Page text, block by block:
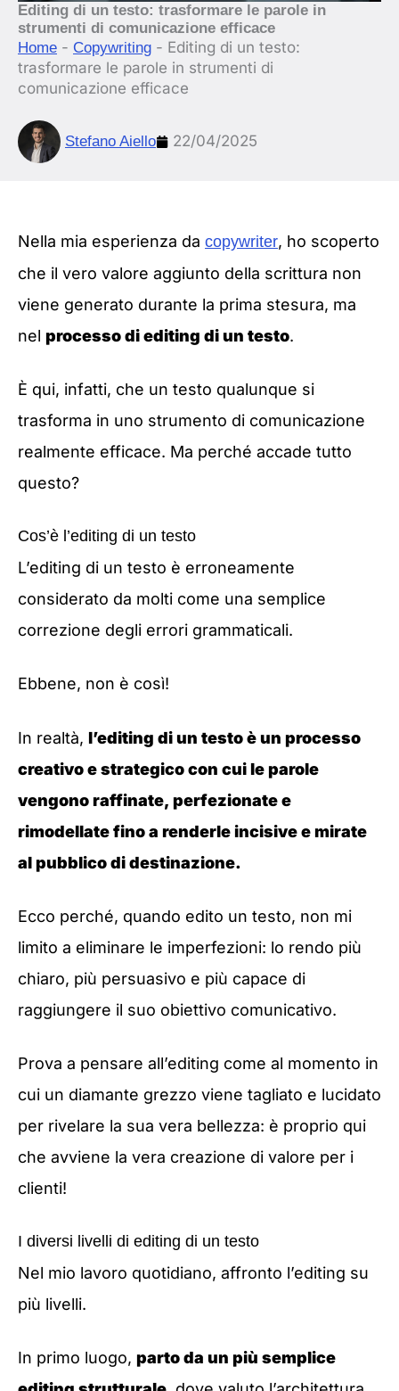
Editing di un testo: trasformare le parole in
strumenti di comunicazione efficace
Home - Copywriting - Editing di un testo:
trasformare le parole in strumenti di
comunicazione efficace
Stefano Aiello 22/04/2025
Nella mia esperienza da copywriter, ho scoperto
che il vero valore aggiunto della scrittura non
viene generato durante la prima stesura, ma
nel processo di editing di un testo.
È qui, infatti, che un testo qualunque si
trasforma in uno strumento di comunicazione
realmente efficace. Ma perché accade tutto
questo?
Cos’è l’editing di un testo
L’editing di un testo è erroneamente
considerato da molti come una semplice
correzione degli errori grammaticali.
Ebbene, non è così!
In realtà, l’editing di un testo è un processo
creativo e strategico con cui le parole
vengono raffinate, perfezionate e
rimodellate fino a renderle incisive e mirate
al pubblico di destinazione.
Ecco perché, quando edito un testo, non mi
limito a eliminare le imperfezioni: lo rendo più
chiaro, più persuasivo e più capace di
raggiungere il suo obiettivo comunicativo.
Prova a pensare all’editing come al momento in
cui un diamante grezzo viene tagliato e lucidato
per rivelare la sua vera bellezza: è proprio qui
che avviene la vera creazione di valore per i
clienti!
I diversi livelli di editing di un testo
Nel mio lavoro quotidiano, affronto l’editing su
più livelli.
In primo luogo, parto da un più semplice